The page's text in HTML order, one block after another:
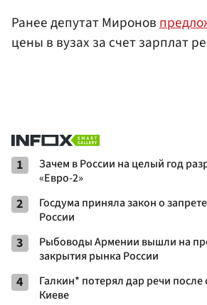
Ранее депутат Миронов
цены в вузах за счет зарплат
1
Зачем в России на целый год
«Евро-2»
2
Госдума приняла закон о
России
3
Рыбоводы Армении вышли на
закрытия рынка России
4
Галкин* потерял дар речи после
Киеве